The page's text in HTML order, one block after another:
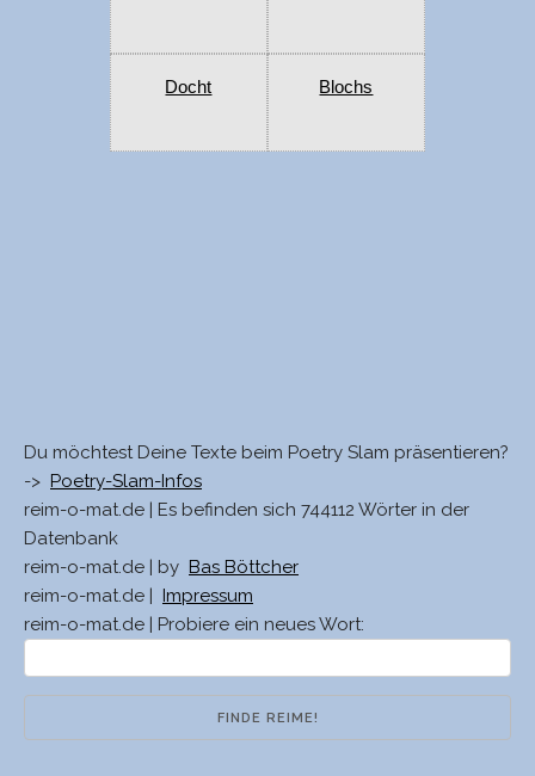
Docht Blochs
Du möchtest Deine Texte beim Poetry Slam präsentieren?
-> Poetry-Slam-Infos
reim-o-mat.de | Es befinden sich 744112 Wörter in der
Datenbank
reim-o-mat.de | by Bas Böttcher
reim-o-mat.de |
Impressum
reim-o-mat.de | Probiere ein neues Wort: